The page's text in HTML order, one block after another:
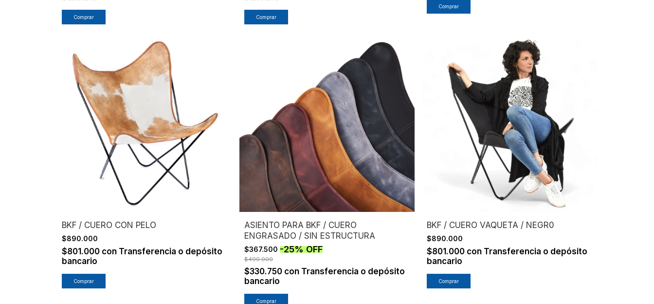
Comprar Comprar
Comprar
BKF / CUERO CON PELO
$890.000
$801.000 con Transferencia o depósito
bancario
Comprar
ASIENTO PARA BKF / CUERO
ENGRASADO / SIN ESTRUCTURA
$367.500 -25%OFF
$490.000
$330.750 con Transferencia o depósito
bancario
Comprar
BKF / CUERO VAQUETA / NEGR0
$890.000
$801.000 con Transferencia o depósito
bancario
Comprar